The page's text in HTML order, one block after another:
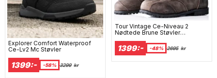
Explorer Comfort Waterproof
Ce-Lv2 Mc Støvler
1399:- -58% 3299 kr
Tour Vintage Ce-Niveau 2
Nødtede Brune Støvler
1399:- -48% 2695 kr